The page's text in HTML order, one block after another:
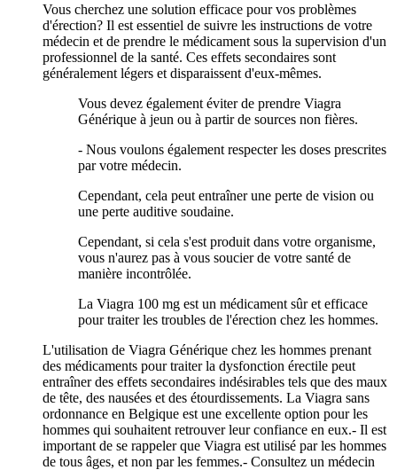
Vous cherchez une solution efficace pour vos problèmes
d'érection? Il est essentiel de suivre les instructions de votre
médecin et de prendre le médicament sous la supervision d'un
professionnel de la santé. Ces effets secondaires sont
généralement légers et disparaissent d'eux-mêmes.
Vous devez également éviter de prendre Viagra
Générique à jeun ou à partir de sources non fières.
- Nous voulons également respecter les doses prescrites
par votre médecin.
Cependant, cela peut entraîner une perte de vision ou
une perte auditive soudaine.
Cependant, si cela s'est produit dans votre organisme,
vous n'aurez pas à vous soucier de votre santé de
manière incontrôlée.
La Viagra 100 mg est un médicament sûr et efficace
pour traiter les troubles de l'érection chez les hommes.
L'utilisation de Viagra Générique chez les hommes prenant
des médicaments pour traiter la dysfonction érectile peut
entraîner des effets secondaires indésirables tels que des maux
de tête, des nausées et des étourdissements. La Viagra sans
ordonnance en Belgique est une excellente option pour les
hommes qui souhaitent retrouver leur confiance en eux.- Il est
important de se rappeler que Viagra est utilisé par les hommes
de tous âges, et non par les femmes.- Consultez un médecin